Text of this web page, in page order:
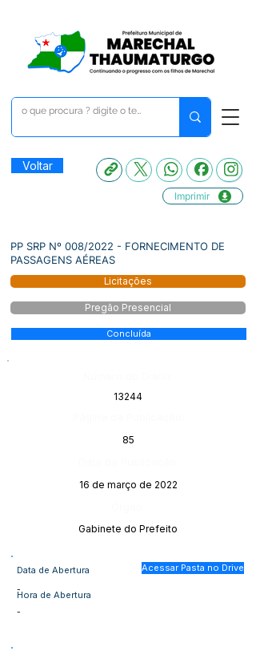
Voltar
Imprimir
PP SRP Nº 008/2022 - FORNECIMENTO DE
PASSAGENS AÉREAS
Licitações
Pregão Presencial
Concluída
13244
85
16 de março de 2022
Gabinete do Prefeito
Data de Abertura
-Hora de Abertura
-
Acessar Pasta no Drive